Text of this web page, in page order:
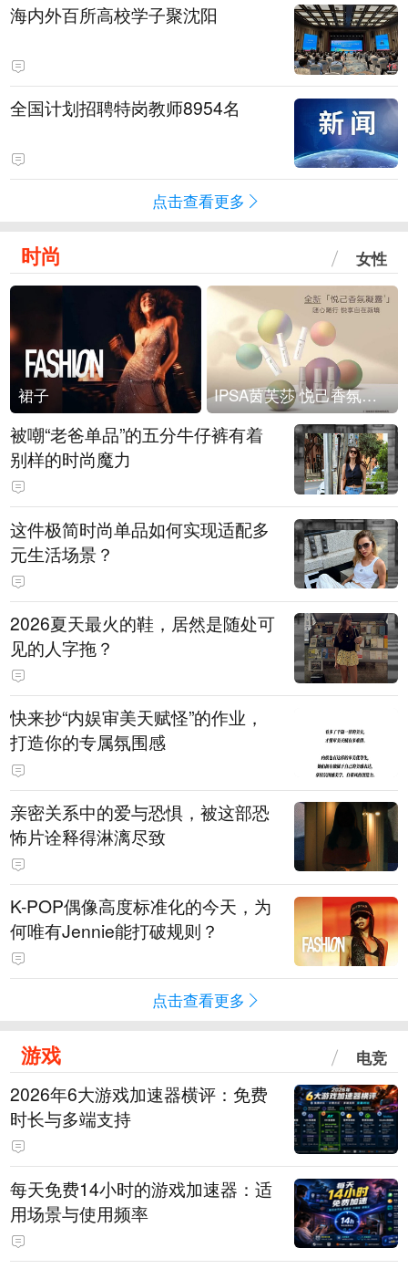
海内外百所高校学子聚沈阳
全国计划招聘特岗教师8954名
点击查看更多
时尚 女性
裙子 IPSA茵芙莎 悦己香氛凝露上市
被嘲“老爸单品”的五分牛仔裤有着
别样的时尚魔力
这件极简时尚单品如何实现适配多
元生活场景？
2026夏天最火的鞋，居然是随处可
见的人字拖？
快来抄“内娱审美天赋怪”的作业，
打造你的专属氛围感
亲密关系中的爱与恐惧，被这部恐
怖片诠释得淋漓尽致
K-POP偶像高度标准化的今天，为
何唯有Jennie能打破规则？
点击查看更多
游戏 电竞
2026年6大游戏加速器横评：免费
时长与多端支持
每天免费14小时的游戏加速器：适
用场景与使用频率